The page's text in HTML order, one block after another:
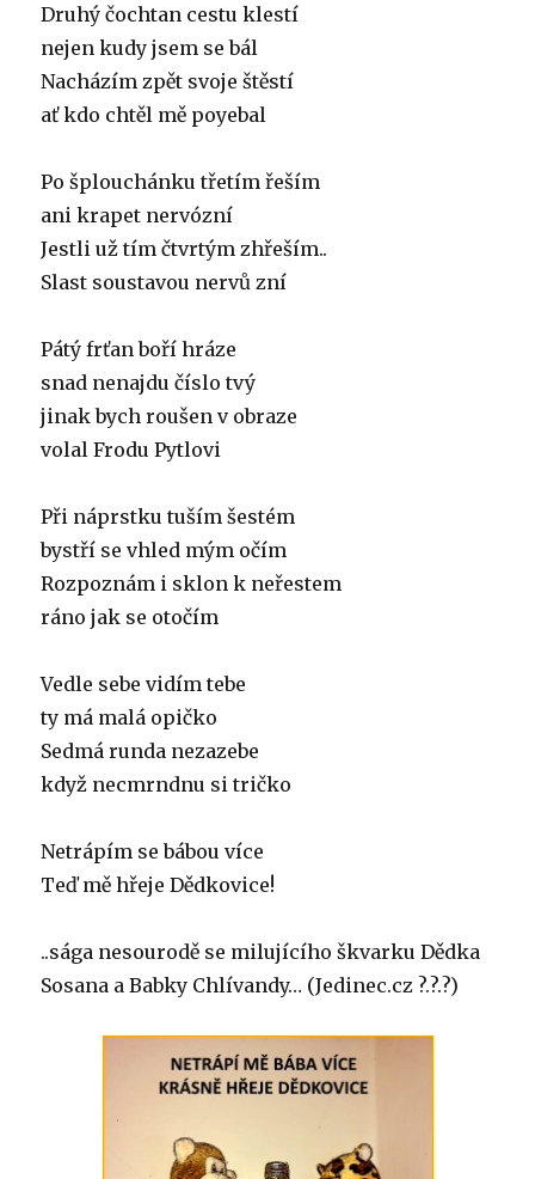
Druhý čochtan cestu klestí
nejen kudy jsem se bál
Nacházím zpět svoje štěstí
ať kdo chtěl mě poyebal
Po šplouchánku třetím řeším
ani krapet nervózní
Jestli už tím čtvrtým zhřeším..
Slast soustavou nervů zní
Pátý frťan boří hráze
snad nenajdu číslo tvý
jinak bych roušen v obraze
volal Frodu Pytlovi
Při náprstku tuším šestém
bystří se vhled mým očím
Rozpoznám i sklon k neřestem
ráno jak se otočím
Vedle sebe vidím tebe
ty má malá opičko
Sedmá runda nezazebe
když necmrndnu si tričko
Netrápím se bábou více
Teď mě hřeje Dědkovice!
..sága nesourodě se milujícího škvarku Dědka
Sosana a Babky Chlívandy… (Jedinec.cz?.?.?)